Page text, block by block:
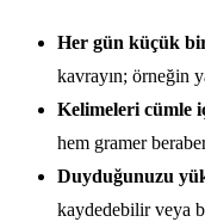
Her gün küçük
kavrayın; örneğin
Kelimeleri cümle
hem gramer
Duyduğunuzu
kaydedebilir veya